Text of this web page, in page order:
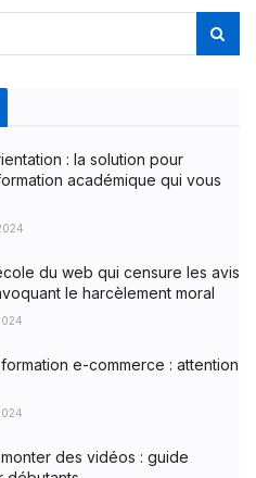
: la solution pour
académique qui vous
du web qui censure les avis
le harcèlement moral
e-commerce : attention
des vidéos : guide